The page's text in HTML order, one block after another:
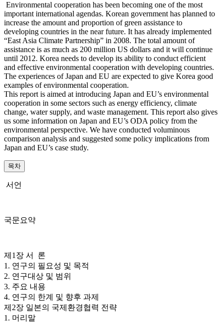
Environmental cooperation has been becoming one of the most
important international agendas. Korean government has planned to
increase the amount and proportion of green assistance to
developing countries in the near future. It has already implemented
“East Asia Climate Partnership” in 2008. The total amount of
assistance is as much as 200 million US dollars and it will continue
until 2012. Korea needs to develop its ability to conduct efficient
and effective environmental cooperation with developing countries.
The experiences of Japan and EU are expected to give Korea good
examples of environmental cooperation.
This report is aimed at introducing Japan and EU’s environmental
cooperation in some sectors such as energy efficiency, climate
change, water supply, and waste management. This report also gives
us some information on Japan and EU’s ODA policy from the
environmental perspective. We have conducted voluminous
comparison analysis and suggested some policy implications from
Japan and EU’s case study.
목차
서언
국문요약
제1장 서 론
1. 연구의 필요성 및 목적
2. 연구대상 및 범위
3. 주요 내용
4. 연구의 한계 및 향후 과제
제2장 일본의 국제환경협력 전략
1. 머리말